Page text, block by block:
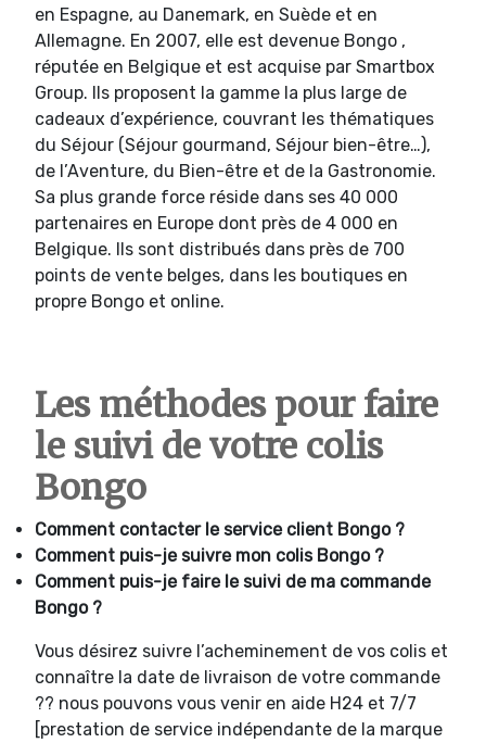
en Espagne, au Danemark, en Suède et en
Allemagne. En 2007, elle est devenue Bongo ,
réputée en Belgique et est acquise par Smartbox
Group. Ils proposent la gamme la plus large de
cadeaux d’expérience, couvrant les thématiques
du Séjour (Séjour gourmand, Séjour bien-être…),
de l’Aventure, du Bien-être et de la Gastronomie.
Sa plus grande force réside dans ses 40 000
partenaires en Europe dont près de 4 000 en
Belgique. Ils sont distribués dans près de 700
points de vente belges, dans les boutiques en
propre Bongo et online.
Les méthodes pour faire
le suivi de votre colis
Bongo
Comment contacter le service client Bongo ?
Comment puis-je suivre mon colis Bongo ?
Comment puis-je faire le suivi de ma commande
Bongo ?
Vous désirez suivre l’acheminement de vos colis et
connaître la date de livraison de votre commande
?? nous pouvons vous venir en aide H24 et 7/7
[prestation de service indépendante de la marque